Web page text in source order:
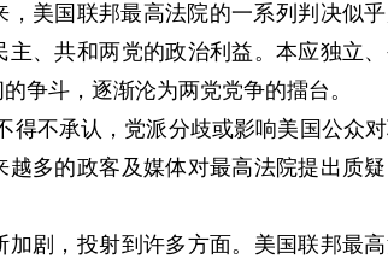
美国联邦最高法院的一系列判决似乎
、共和两党的政治利益。本应独立
争斗，逐渐沦为两党党争的擂台。
不承认，党派分歧或影响美国公众
越多的政客及媒体对最高法院提出质
剧，投射到许多方面。美国联邦最高